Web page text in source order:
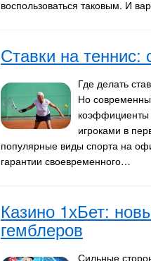
воспользоваться таковым. И
Ставки на теннис:
Где делать
Но
коэффициенты
игроками в
популярные виды спорта на
гарантии своевременного…
Казино 1хБет:
гемблеров
Сильные